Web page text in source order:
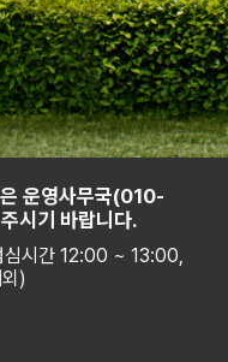
운영사무국(010-
시기 바랍니다.
시간 12:00 ~ 13:00,
)